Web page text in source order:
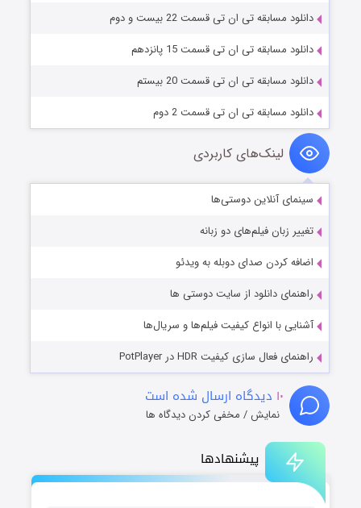
پیشنهادها
دانلود مسابقه تی ان تی قسمت 22 بیست و دوم
دانلود مسابقه تی ان تی قسمت 15 پانزدهم
دانلود مسابقه تی ان تی قسمت 20 بیستم
دانلود مسابقه تی ان تی قسمت 2 دوم
لینک‌های کاربردی
سینمای آنلاین دوستی‌ها
تغییر زبان فیلم‌های دو زبانه
اضافه کردن صدای دوبله به ویدئو
راهنمای دانلود از سایت دوستی ها
آشنایی با انواع کیفیت فیلم‌ها و سریال‌ها
راهنمای فعال سازی کیفیت HDR در PotPlayer
۱۰ دیدگاه ارسال شده است
نمایش / مخفی کردن دیدگاه ها